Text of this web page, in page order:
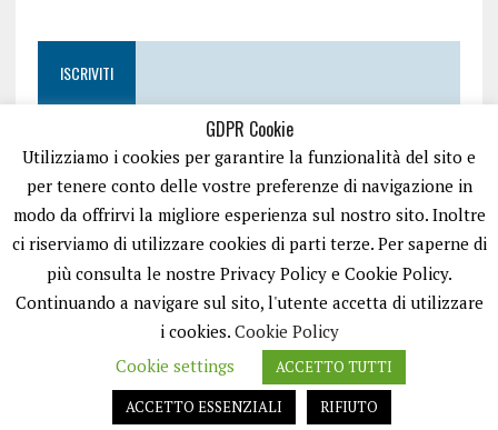
ISCRIVITI
EASYNEWS24 È UN PORTALE GESTITO DA FRANCESCO TV - PARTITA IVA
08792490727 - TESTATA GIORNALISTICA REGISTRATA PRESSO IL TRIBUNALE
DI TRANI RG N.256/2018 MOD.21/12/2023. TUTTI I DIRITTI RISERVATI.
GDPR Cookie
Utilizziamo i cookies per garantire la funzionalità del sito e
per tenere conto delle vostre preferenze di navigazione in
modo da offrirvi la migliore esperienza sul nostro sito. Inoltre
ci riserviamo di utilizzare cookies di parti terze. Per saperne di
più consulta le nostre Privacy Policy e Cookie Policy.
Continuando a navigare sul sito, l'utente accetta di utilizzare
i cookies. Cookie Policy
Cookie settings
ACCETTO TUTTI
ACCETTO ESSENZIALI
RIFIUTO